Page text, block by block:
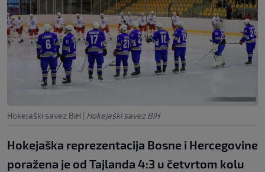
Hokejaški savez BiH | Hokejaški savez BiH
Hokejaška reprezentacija Bosne i Hercegovine
poražena je od Tajlanda 4:3 u četvrtom kolu